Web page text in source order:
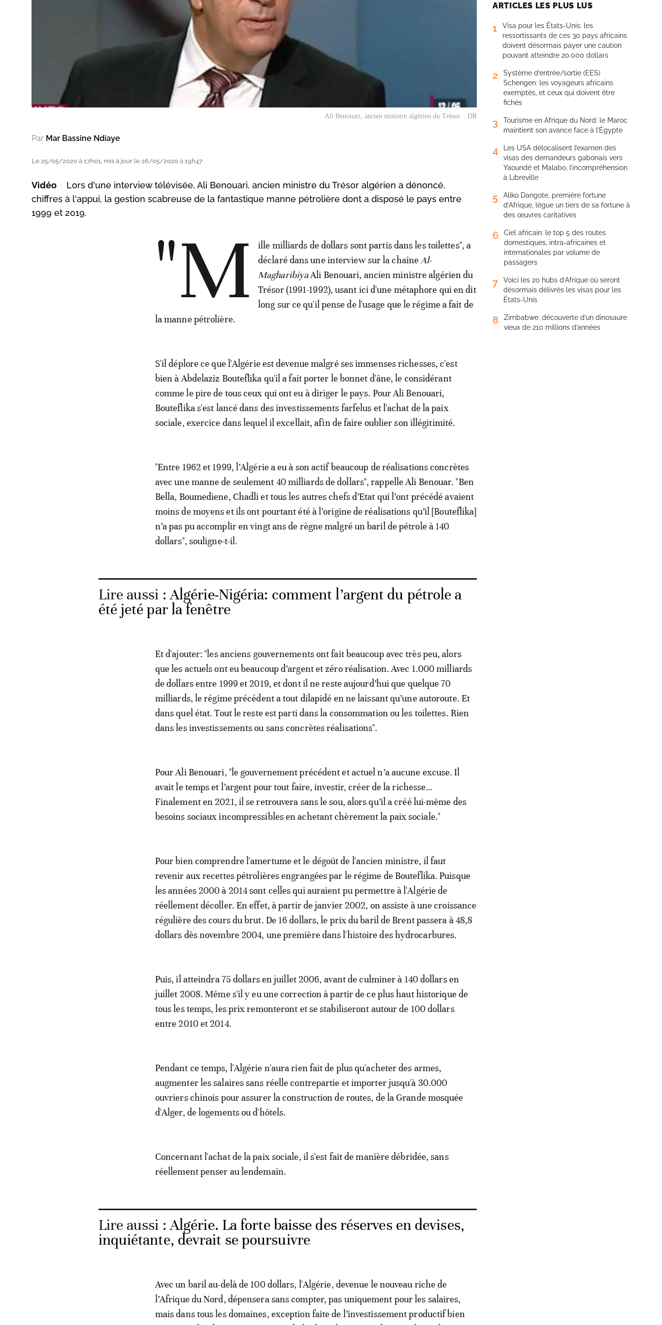
Ali Benouari, ancien ministre algérien du Trésor. . DR
Par Mar Bassine Ndiaye
Le 25/05/2020 à 17h01, mis à jour le 26/05/2020 à 19h47
Vidéo
Lors d'une interview télévisée, Ali Benouari, ancien ministre du Trésor algérien a dénoncé,
chiffres à l'appui, la gestion scabreuse de la fantastique manne pétrolière dont a disposé le pays entre
1999 et 2019.
"M
ille milliards de dollars sont partis dans les toilettes", a
déclaré dans une interview sur la chaîne Al-
MagharibiyaAli Benouari, ancien ministre algérien du
Trésor (1991-1992), usant ici d'une métaphore qui en dit
long sur ce qu'il pense de l'usage que le régime a fait de
la manne pétrolière.
S'il déplore ce que l'Algérie est devenue malgré ses immenses richesses, c'est
bien à Abdelaziz Bouteflika qu'il a fait porter le bonnet d'âne, le considérant
comme le pire de tous ceux qui ont eu à diriger le pays. Pour Ali Benouari,
Bouteflika s'est lancé dans des investissements farfelus et l'achat de la paix
sociale, exercice dans lequel il excellait, afin de faire oublier son illégitimité.
"Entre 1962 et 1999, l’Algérie a eu à son actif beaucoup de réalisations concrètes
avec une manne de seulement 40 milliards de dollars", rappelle Ali Benouar. "Ben
Bella, Boumediene, Chadli et tous les autres chefs d’Etat qui l’ont précédé avaient
moins de moyens et ils ont pourtant été à l’origine de réalisations qu’il [Bouteflika]
n’a pas pu accomplir en vingt ans de règne malgré un baril de pétrole à 140
dollars", souligne-t-il.
Lire aussi :Algérie-Nigéria: comment l’argent du pétrole a
été jeté par la fenêtre
Et d'ajouter: "les anciens gouvernements ont fait beaucoup avec très peu, alors
que les actuels ont eu beaucoup d’argent et zéro réalisation. Avec 1.000 milliards
de dollars entre 1999 et 2019, et dont il ne reste aujourd’hui que quelque 70
milliards, le régime précédent a tout dilapidé en ne laissant qu’une autoroute. Et
dans quel état. Tout le reste est parti dans la consommation ou les toilettes. Rien
dans les investissements ou sans concrètes réalisations".
Pour Ali Benouari, "le gouvernement précédent et actuel n’a aucune excuse. Il
avait le temps et l’argent pour tout faire, investir, créer de la richesse…
Finalement en 2021, il se retrouvera sans le sou, alors qu’il a créé lui-même des
besoins sociaux incompressibles en achetant chèrement la paix sociale."
Pour bien comprendre l'amertume et le dégoût de l'ancien ministre, il faut
revenir aux recettes pétrolières engrangées par le régime de Bouteflika. Puisque
les années 2000 à 2014 sont celles qui auraient pu permettre à l'Algérie de
réellement décoller. En effet, à partir de janvier 2002, on assiste à une croissance
régulière des cours du brut. De 16 dollars, le prix du baril de Brent passera à 48,8
dollars dès novembre 2004, une première dans l'histoire des hydrocarbures.
Puis, il atteindra 75 dollars en juillet 2006, avant de culminer à 140 dollars en
juillet 2008. Même s'il y eu une correction à partir de ce plus haut historique de
tous les temps, les prix remonteront et se stabiliseront autour de 100 dollars
entre 2010 et 2014.
Pendant ce temps, l'Algérie n'aura rien fait de plus qu'acheter des armes,
augmenter les salaires sans réelle contrepartie et importer jusqu'à 30.000
ouvriers chinois pour assurer la construction de routes, de la Grande mosquée
d'Alger, de logements ou d'hôtels.
Concernant l'achat de la paix sociale, il s'est fait de manière débridée, sans
réellement penser au lendemain.
Lire aussi :Algérie. La forte baisse des réserves en devises,
inquiétante, devrait se poursuivre
Avec un baril au-delà de 100 dollars, l'Algérie, devenue le nouveau riche de
l’Afrique du Nord, dépensera sans compter, pas uniquement pour les salaires,
mais dans tous les domaines, exception faite de l’investissement productif bien
ARTICLES LES PLUS LUS
1
Visa pour les États-Unis: les
ressortissants de ces 30 pays africains
doivent désormais payer une caution
pouvant atteindre 20.000 dollars
2
Système d’entrée/sortie (EES)
Schengen: les voyageurs africains
exemptés, et ceux qui doivent être
fichés
3
Tourisme en Afrique du Nord: le Maroc
maintient son avance face à l’Égypte
4
Les USA délocalisent l’examen des
visas des demandeurs gabonais vers
Yaoundé et Malabo, l’incompréhension
à Libreville
5
Aliko Dangote, première fortune
d’Afrique, lègue un tiers de sa fortune à
des œuvres caritatives
6
Ciel africain: le top 5 des routes
domestiques, intra-africaines et
internationales par volume de
passagers
7
Voici les 20 hubs d’Afrique où seront
désormais délivrés les visas pour les
États-Unis
8
Zimbabwe: découverte d’un dinosaure
vieux de 210 millions d’années